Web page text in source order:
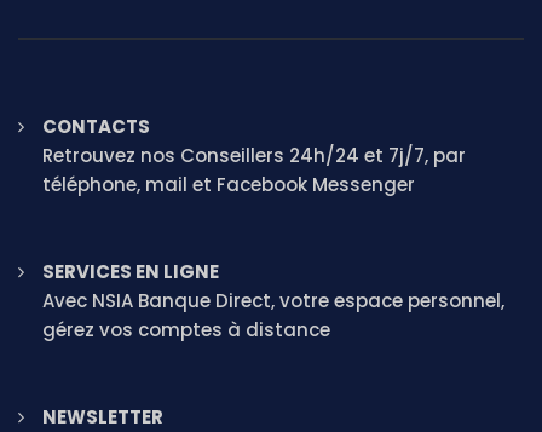
CONTACTS
Retrouvez nos Conseillers 24h/24 et 7j/7, par
téléphone, mail et Facebook Messenger
SERVICES EN LIGNE
Avec NSIA Banque Direct, votre espace personnel,
gérez vos comptes à distance
NEWSLETTER